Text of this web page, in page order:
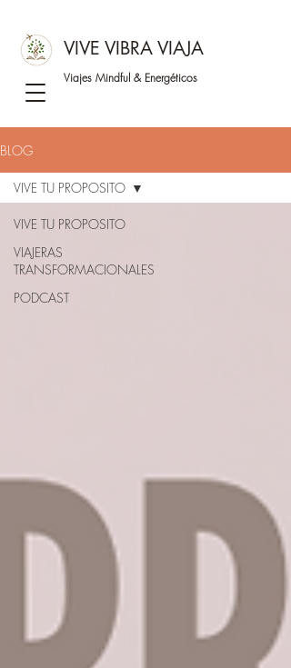
VIVE VIBRA VIAJA
Viajes Mindful & Energéticos
BLOG
VIVE TU PROPOSITO
VIAJERAS
TRANSFORMACIONALES
PODCAST
VIVE TU PROPOSITO